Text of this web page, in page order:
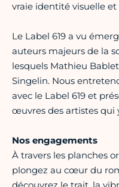
vraie identité visuelle et
Le Label 619 a vu
auteurs majeurs de la
lesquels Mathieu
Singelin. Nous
avec le Label 619 et
œuvres des artistes qui
Nos engagements
À travers les planches
plongez au cœur du